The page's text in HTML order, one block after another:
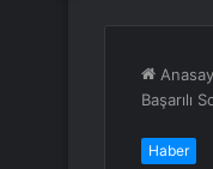
Başarılı
Haber